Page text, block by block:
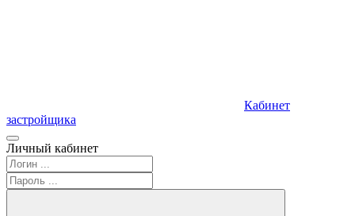
Кабинет
застройщика
Личный кабинет